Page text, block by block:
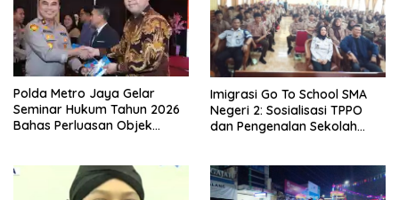
Polda Metro Jaya Gelar
Seminar Hukum Tahun 2026
Bahas Perluasan Objek
Imigrasi Go To School SMA
Negeri 2: Sosialisasi TPPO
dan Pengenalan Sekolah